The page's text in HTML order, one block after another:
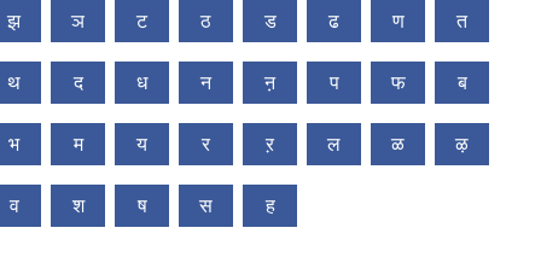
झ ञ ट ठ ड ढ ण त
थ द ध न ऩ प फ ब
भ म य र ऱ ल ळ ऴ
व श ष स ह